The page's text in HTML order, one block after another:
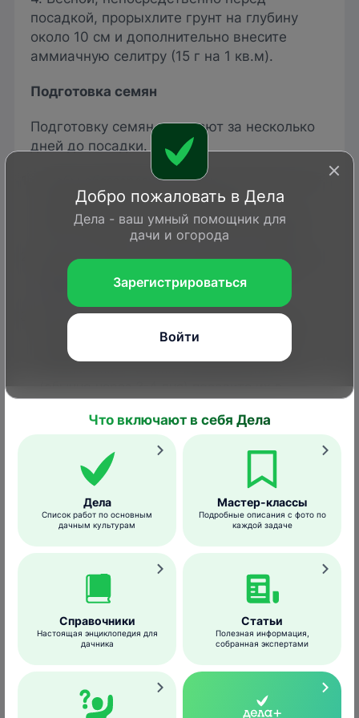
посадкой, прорыхлите грунт на глубину
около 10 см и дополнительно внесите
аммиачную селитру (15 г на 1 кв.м).
Подготовка семян
Подготовку семян начинают за несколько
дней до посадки.
Чтобы обеззаразить семена, опустите их на
15-20 минут в темный раствор
перманганата калия (марганцовки), после
чего тщательно промойте чистой водой.
Затем на 35-45 минут замочите в растворе
любого стимулятора роста (например в
Эпине
Подготовленные таким образом семена
положите между двумя слоями влажной
ткани и оставьте для проращивания в
почву.
Полив
/freepik.com
Основные правила полива кабачков:
Добро пожаловать в Дела
Дела - ваш умный помощник для
дачи и огорода
Зарегистрироваться
Войти
Что включают в себя Дела
Дела
Список работ по основным
дачным культурам
Мастер-классы
Подробные описания с фото по
каждой задаче
Справочники
Настоящая энциклопедия для
дачника
Статьи
Полезная информация,
собранная экспертами